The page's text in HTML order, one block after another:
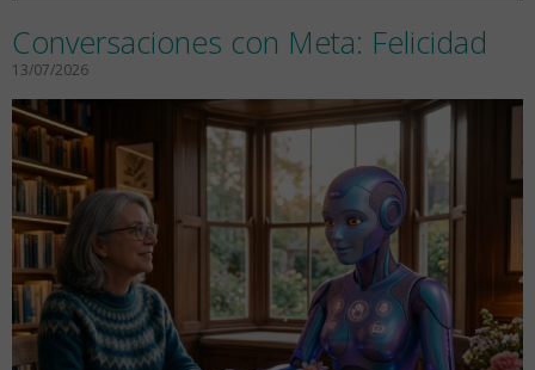
Conversaciones con Meta: Felicidad
13/07/2026